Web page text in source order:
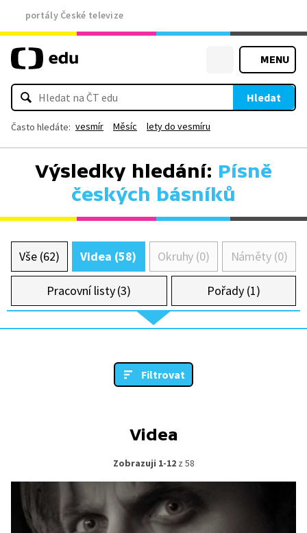
portály České televize
MENU
Hledat
Často hledáte: vesmír Měsíc lety do vesmíru
Výsledky hledání: Písně
českých básníků
Vše (62) Videa (58) Okruhy (0) Náměty (0)
Pracovní listy (3) Pořady (1)
Filtrovat
Videa
Zobrazuji 1-12z 58